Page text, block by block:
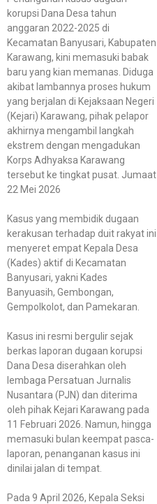
korupsi Dana Desa tahun
anggaran 2022-2025 di
Kecamatan Banyusari, Kabupaten
Karawang, kini memasuki babak
baru yang kian memanas. Diduga
akibat lambannya proses hukum
yang berjalan di Kejaksaan Negeri
(Kejari) Karawang, pihak pelapor
akhirnya mengambil langkah
ekstrem dengan mengadukan
Korps Adhyaksa Karawang
tersebut ke tingkat pusat. Jumaat
22 Mei 2026
Kasus yang membidik dugaan
kerakusan terhadap duit rakyat ini
menyeret empat Kepala Desa
(Kades) aktif di Kecamatan
Banyusari, yakni Kades
Banyuasih, Gembongan,
Gempolkolot, dan Pamekaran.
Kasus ini resmi bergulir sejak
berkas laporan dugaan korupsi
Dana Desa diserahkan oleh
lembaga Persatuan Jurnalis
Nusantara (PJN) dan diterima
oleh pihak Kejari Karawang pada
11 Februari 2026. Namun, hingga
memasuki bulan keempat pasca-
laporan, penanganan kasus ini
dinilai jalan di tempat.
Pada 9 April 2026, Kepala Seksi